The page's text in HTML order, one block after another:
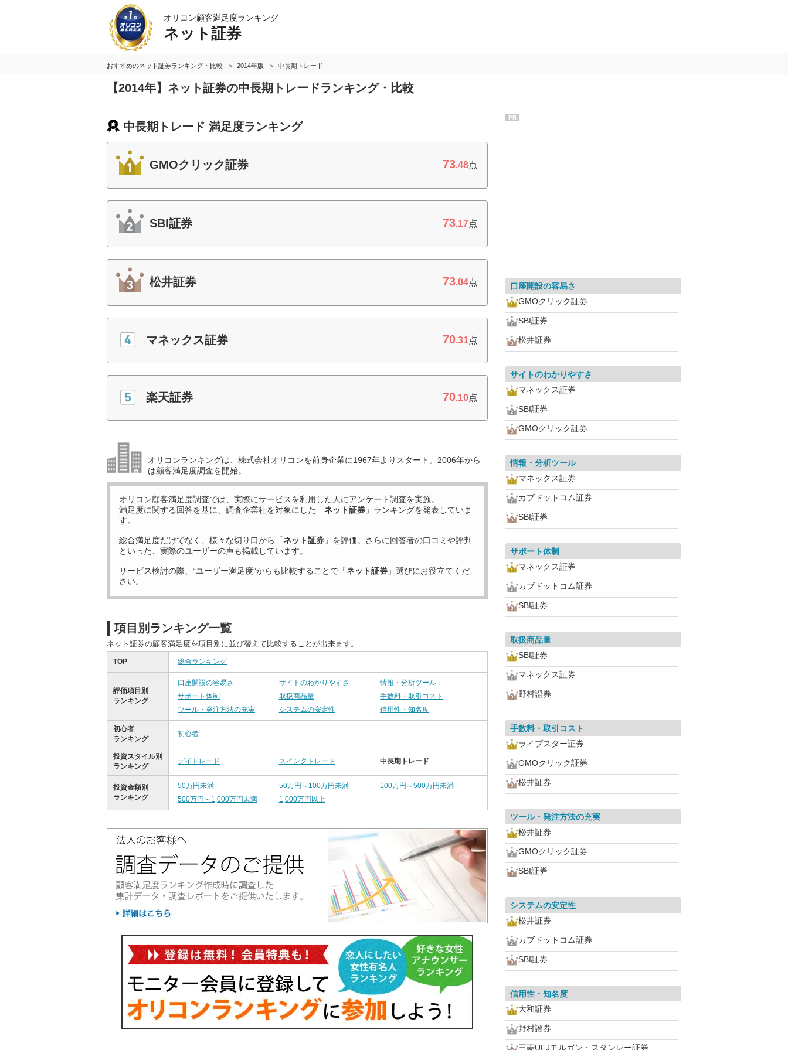
オリコン顧客満足度ランキング
ネット証券
おすすめのネット証券ランキング・比較 2014年版 中長期トレード
【2014年】ネット証券の中長期トレードランキング・比較
中長期トレード 満足度ランキング
GMOクリック証券 73.48点
SBI証券 73.17点
松井証券 73.04点
マネックス証券 70.31点
楽天証券 70.10点
オリコンランキングは、株式会社オリコンを前身企業に1967年よりスタート。2006年から
は顧客満足度調査を開始。
オリコン顧客満足度調査では、実際にサービスを利用した 人にアンケート調査を実施。
満足度に関する回答を基に、調査企業社を対象にした「ネット証券 」ランキングを発表していま
す。
総合満足度だけでなく、様々な切り口から「ネット証券 」を評価。さらに回答者の口コミや評判
といった、実際のユーザーの声も掲載しています。
サービス検討の際、“ユーザー満足度”からも比較することで「ネット証券 」選びにお役立てくだ
さい。
項目別ランキング一覧
ネット証券の顧客満足度を項目別に並び替えて比較することが出来ます。
TOP 総合ランキング
評価項目別
ランキング
口座開設の容易さ サイトのわかりやすさ
情報・分析ツール
サポート体制
取扱商品量
手数料・取引コスト
ツール・発注方法の充実
システムの安定性 信用性・知名度
初心者
ランキング
初心者
投資スタイル別
ランキング
デイトレード スイングトレード 中長期トレード
投資金額別
ランキング
50万円未満 50万円～100万円未満
100万円～500万円未満
500万円～1,000万円未満
1,000万円以上
PR
口座開設の容易さ
GMOクリック証券
SBI証券
松井証券
サイトのわかりやすさ
マネックス証券
SBI証券
GMOクリック証券
情報・分析ツール
マネックス証券
カブドットコム証券
SBI証券
サポート体制
マネックス証券
カブドットコム証券
SBI証券
取扱商品量
SBI証券
マネックス証券
野村證券
手数料・取引コスト
ライブスター証券
GMOクリック証券
松井証券
ツール・発注方法の充実
松井証券
GMOクリック証券
SBI証券
システムの安定性
松井証券
カブドットコム証券
SBI証券
信用性・知名度
大和証券
野村證券
三菱UFJモルガン・スタンレー証券